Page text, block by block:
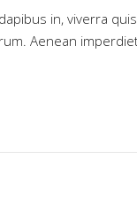
in, viverra
Aenean